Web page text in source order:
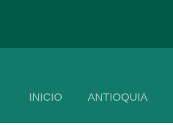
INICIO ANTIOQUIA